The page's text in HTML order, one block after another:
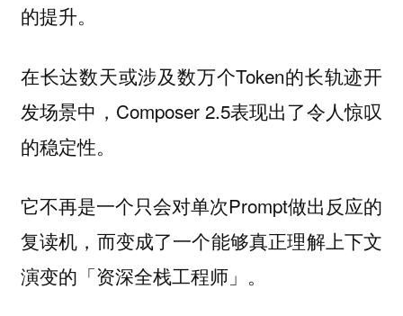
的提升。
在长达数天或涉及数万个Token的长轨迹开
发场景中，Composer 2.5表现出了令人惊叹
的稳定性。
它不再是一个只会对单次Prompt做出反应的
复读机，而变成了一个能够真正理解上下文
演变的「资深全栈工程师」。